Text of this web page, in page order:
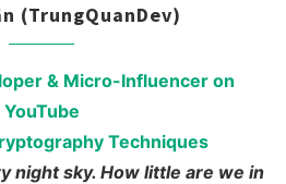
(TrungQuanDev)
& Micro-Influencer on
YouTube
Techniques
night sky. How little are we in